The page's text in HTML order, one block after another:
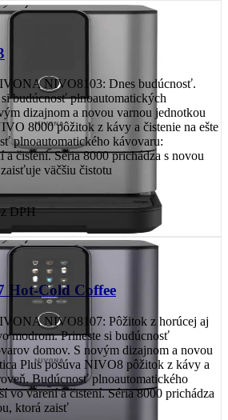
NIVO8103: Dnes budúcnosť.
budúcnosť plnoautomatických
dizajnom a novou varnou jednotkou
8000 pôžitok z kávy a čistenie na ešte
plnoautomatického kávovaru:
čistení. Séria 8000 prichádza s novou
väčšiu čistotu
DPH
Hot-Cold Coffee
NIVO8107: Pôžitok z horúcej aj
modrom. Prineste si budúcnosť
domov. S novým dizajnom a novou
Plus posúva NIVO8 pôžitok z kávy a
Budúcnosť plnoautomatického
vo varení a čistení. Séria 8000 prichádza
ktorá zaisť